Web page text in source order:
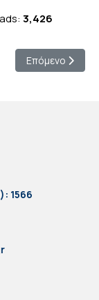
3,426
Επόμενο
Επόμενο
1566